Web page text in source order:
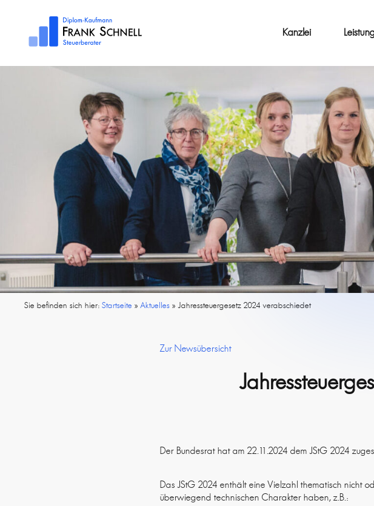
Kanzlei
Sie befinden sich hier:Startseite »Aktuelles »Jahressteuergesetz 2024 verabschiedet
Zur Newsübersicht
Der Bundesrat hat am 22.11.2024 dem JStG 2024
Das JStG 2024 enthält eine Vielzahl thematisch nicht
überwiegend technischen Charakter haben, z.B.: